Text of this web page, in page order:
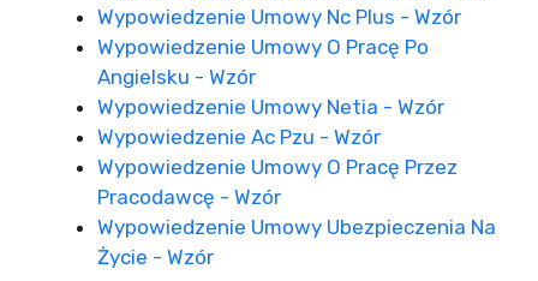
Wypowiedzenie Umowy Nc Plus - Wzór
Wypowiedzenie Umowy O Pracę Po
Angielsku - Wzór
Wypowiedzenie Umowy Netia - Wzór
Wypowiedzenie Ac Pzu - Wzór
Wypowiedzenie Umowy O Pracę Przez
Pracodawcę - Wzór
Wypowiedzenie Umowy Ubezpieczenia Na
Życie - Wzór